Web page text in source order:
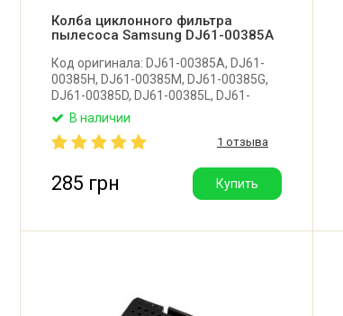
Колба циклонного фильтра
пылесоса Samsung DJ61-00385A
Код оригинала: DJ61-00385A, DJ61-
00385H, DJ61-00385M, DJ61-00385G,
DJ61-00385D, DJ61-00385L, DJ61-
00385B, DJ61-00385J, DJ61-00385N.
Оригинальная колба циклонного
фильтра для пылесоса Samsung.
В наличии
1 отзыва
285 грн Купить